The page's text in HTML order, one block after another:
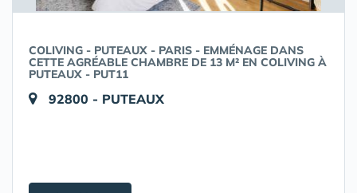
COLIVING - PUTEAUX - PARIS - EMMÉNAGE DANS
CETTE AGRÉABLE CHAMBRE DE 13 M² EN COLIVING À
PUTEAUX - PUT11
92800 - PUTEAUX